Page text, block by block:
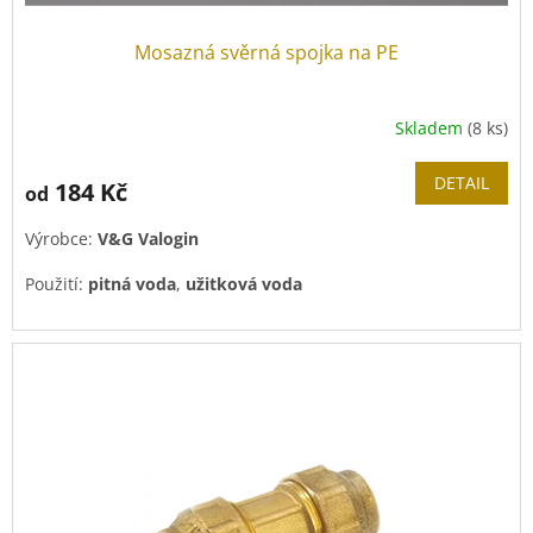
Mosazná svěrná spojka na PE
Skladem (8 ks)
od 184 Kč DETAIL
Výrobce: V&G Valogin
Použití: pitná voda, užitková voda